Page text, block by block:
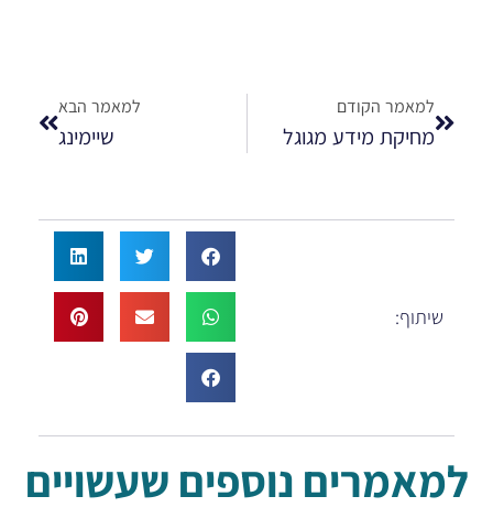
למאמר הקודם
מחיקת מידע מגוגל
למאמר הבא
שיימינג
שיתוף:
למאמרים נוספים שעשויים